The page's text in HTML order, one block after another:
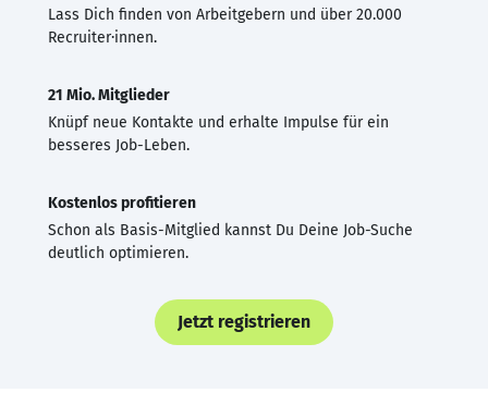
Lass Dich finden von Arbeitgebern und über 20.000
Recruiter·innen.
21 Mio. Mitglieder
Knüpf neue Kontakte und erhalte Impulse für ein
besseres Job-Leben.
Kostenlos profitieren
Schon als Basis-Mitglied kannst Du Deine Job-Suche
deutlich optimieren.
Jetzt registrieren